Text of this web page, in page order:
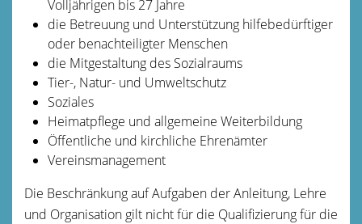
Volljährigen bis 27 Jahre
die Betreuung und Unterstützung hilfebedürftiger
oder benachteiligter Menschen
die Mitgestaltung des Sozialraums
Tier-, Natur- und Umweltschutz
Soziales
Heimatpflege und allgemeine Weiterbildung
Öffentliche und kirchliche Ehrenämter
Vereinsmanagement
Die Beschränkung auf Aufgaben der Anleitung, Lehre
und Organisation gilt nicht für die Qualifizierung für die